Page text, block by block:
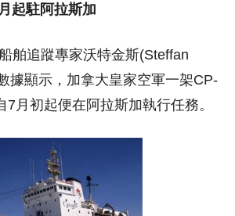
起駐阿拉斯加
舶追蹤專家沃特金斯(Steffan
據顯示，加拿大皇家空軍一架CP-
7月初起便在阿拉斯加執行任務。